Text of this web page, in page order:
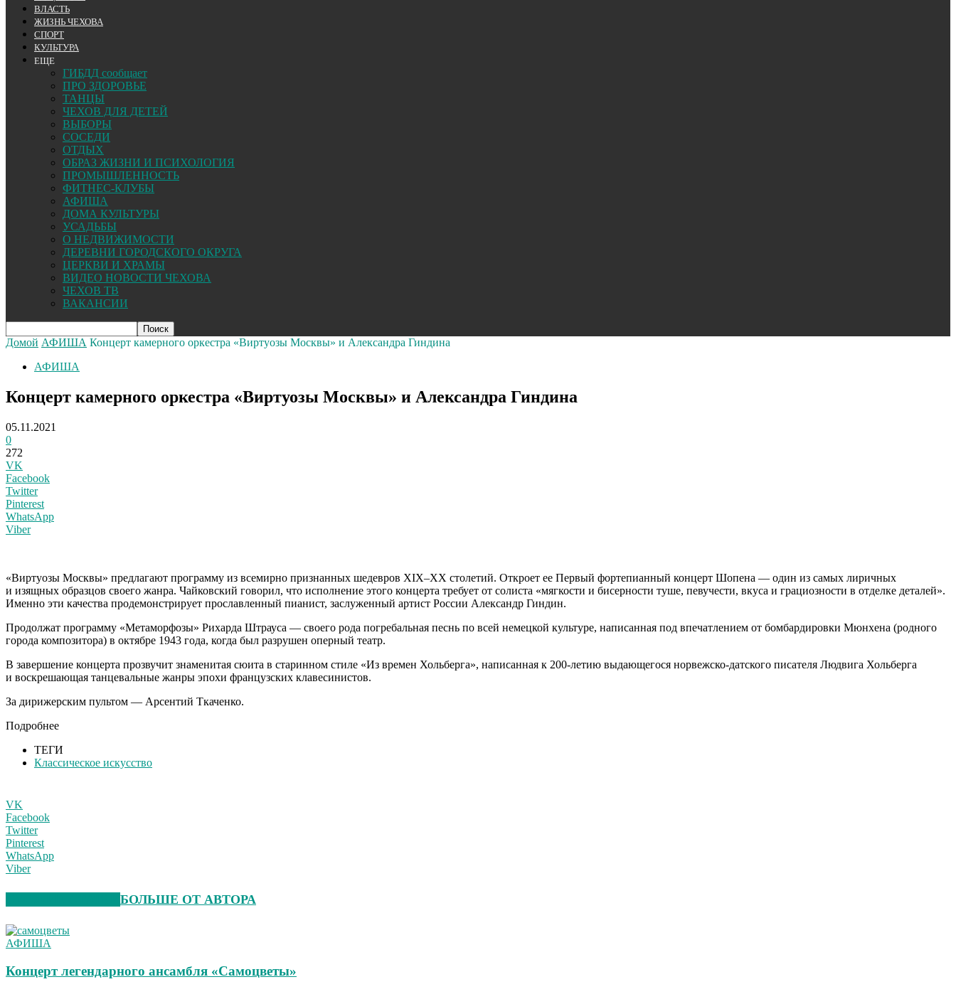
ВЛАСТЬ
ЖИЗНЬ ЧЕХОВА
СПОРТ
КУЛЬТУРА
ЕЩЕ
ГИБДД сообщает
ПРО ЗДОРОВЬЕ
ТАНЦЫ
ЧЕХОВ ДЛЯ ДЕТЕЙ
ВЫБОРЫ
СОСЕДИ
ОТДЫХ
ОБРАЗ ЖИЗНИ И ПСИХОЛОГИЯ
ПРОМЫШЛЕННОСТЬ
ФИТНЕС-КЛУБЫ
АФИША
ДОМА КУЛЬТУРЫ
УСАДЬБЫ
О НЕДВИЖИМОСТИ
ДЕРЕВНИ ГОРОДСКОГО ОКРУГА
ЦЕРКВИ И ХРАМЫ
ВИДЕО НОВОСТИ ЧЕХОВА
ЧЕХОВ ТВ
ВАКАНСИИ
Домой АФИША Концерт камерного оркестра «Виртуозы Москвы» и Александра Гиндина
АФИША
Концерт камерного оркестра «Виртуозы Москвы» и Александра Гиндина
05.11.2021
0
272
VK
Facebook
Twitter
Pinterest
WhatsApp
Viber
«Виртуозы Москвы» предлагают программу из всемирно признанных шедевров XIX–XX столетий. Откроет ее Первый фортепианный концерт Шопена — один из самых лиричных
и изящных образцов своего жанра. Чайковский говорил, что исполнение этого концерта требует от солиста «мягкости и бисерности туше, певучести, вкуса и грациозности в отделке деталей».
Именно эти качества продемонстрирует прославленный пианист, заслуженный артист России Александр Гиндин.
Продолжат программу «Метаморфозы» Рихарда Штрауса — своего рода погребальная песнь по всей немецкой культуре, написанная под впечатлением от бомбардировки Мюнхена (родного
города композитора) в октябре 1943 года, когда был разрушен оперный театр.
В завершение концерта прозвучит знаменитая сюита в старинном стиле «Из времен Хольберга», написанная к 200-летию выдающегося норвежско-датского писателя Людвига Хольберга
и воскрешающая танцевальные жанры эпохи французских клавесинистов.
За дирижерским пультом — Арсентий Ткаченко.
Подробнее
ТЕГИ
Классическое искусство
VK
Facebook
Twitter
Pinterest
WhatsApp
Viber
БОЛЬШЕ ОТ АВТОРА
АФИША
Концерт легендарного ансамбля «Самоцветы»